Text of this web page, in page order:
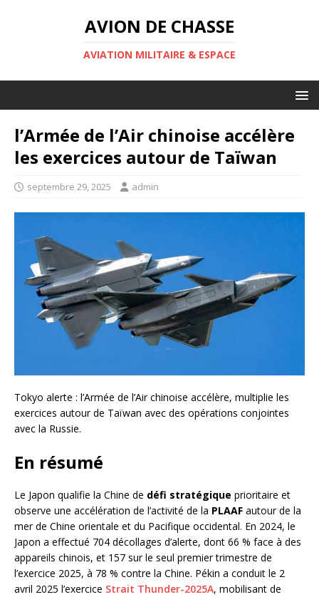
AVION DE CHASSE
AVIATION MILITAIRE & ESPACE
l’Armée de l’Air chinoise accélère
les exercices autour de Taïwan
septembre 29, 2025 admin
Tokyo alerte : l’Armée de l’Air chinoise accélère, multiplie les
exercices autour de Taïwan avec des opérations conjointes
avec la Russie.
En résumé
Le Japon qualifie la Chine de défi stratégique prioritaire et
observe une accélération de l’activité de la PLAAF autour de la
mer de Chine orientale et du Pacifique occidental. En 2024, le
Japon a effectué 704 décollages d’alerte, dont 66 % face à des
appareils chinois, et 157 sur le seul premier trimestre de
l’exercice 2025, à 78 % contre la Chine. Pékin a conduit le 2
avril 2025 l’exercice Strait Thunder-2025A, mobilisant de